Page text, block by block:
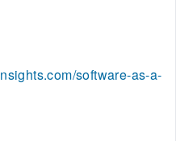
software-as-a-